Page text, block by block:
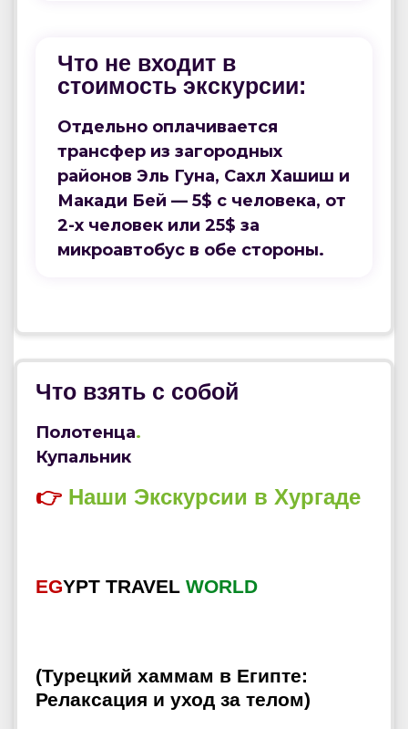
Что не входит в
стоимость экскурсии:
Отдельно оплачивается
трансфер из загородных
районов Эль Гуна, Сахл Хашиш и
Макади Бей — 5$ с человека, от
2-х человек или 25$ за
микроавтобус в обе стороны.
Что взять с собой
Полотенца.
Купальник
👉 Наши Экскурсии в Хургаде
EGYPT TRAVEL WORLD
(Турецкий хаммам в Египте:
Релаксация и уход за телом)